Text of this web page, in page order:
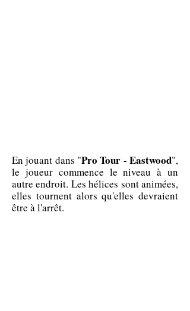
En jouant dans "Pro Tour - Eastwood",
le joueur commence le niveau à un
autre endroit. Les hélices sont animées,
elles tournent alors qu'elles devraient
être à l'arrêt.